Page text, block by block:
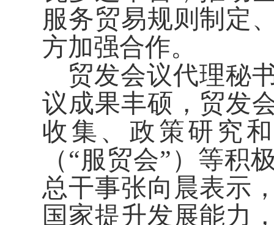
服务贸易规则制定
方加强合作。
贸发会议代理秘
议成果丰硕，贸发
收集、政策研究
（“服贸会”）等积
总干事张向晨表示
国家提升发展能力